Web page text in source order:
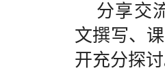
分享交
文撰写、
开充分探